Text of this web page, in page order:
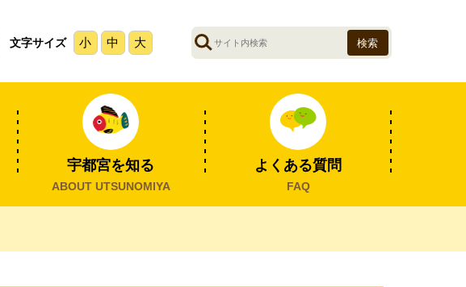
文字サイズ 小 中 大
サ
イ
ト
宇都宮を知る
ABOUT UTSUNOMIYA
よくある質問
FAQ